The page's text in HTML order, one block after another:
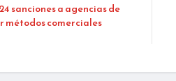
sanciones a agencias de
métodos comerciales